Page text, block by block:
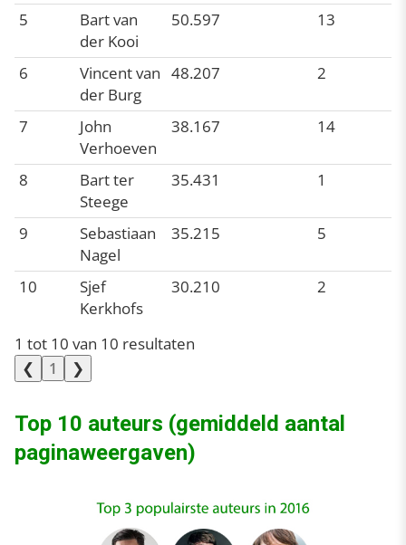
5
Bart van
der Kooi
50.597 13
6
Vincent van
der Burg
48.207 2
7
John
Verhoeven
38.167 14
8
Bart ter
Steege
35.431 1
9
Sebastiaan
Nagel
35.215 5
10
Sjef
Kerkhofs
30.210 2
1 tot 10 van 10 resultaten
❮
1 ❯
Top 10 auteurs (gemiddeld aantal
paginaweergaven)